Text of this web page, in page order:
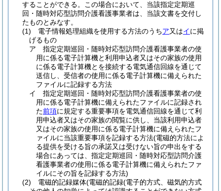
することができる。
この場合において、当該指定定期巡
回・随時対応型訪問介護看護事業者は、当該文書を交付し
たものとみなす。
(1)
電子情報処理組織を使用する方法のうちア又はイに掲
げるもの
ア
指定定期巡回・随時対応型訪問介護看護事業者の使
用に係る電子計算機と利用申込者又はその家族の使用
に係る電子計算機とを接続する電気通信回線を通じて
送信し、受信者の使用に係る電子計算機に備えられた
ファイルに記録する方法
イ
指定定期巡回・随時対応型訪問介護看護事業者の使
用に係る電子計算機に備えられたファイルに記録され
た前項に規定する重要事項を電気通信回線を通じて利
用申込者又はその家族の閲覧に供し、当該利用申込者
又はその家族の使用に係る電子計算機に備えられたフ
ァイルに当該重要事項を記録する方法(電磁的方法によ
る提供を受ける旨の承諾又は受けない旨の申出をする
場合にあっては、指定定期巡回・随時対応型訪問介護
看護事業者の使用に係る電子計算機に備えられたファ
イルにその旨を記録する方法)
(2)
電磁的記録媒体(電磁的記録(電子的方式、磁気的方式